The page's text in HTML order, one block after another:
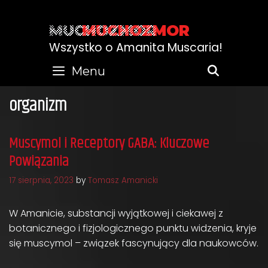
MUCHOZMOR
Wszystko o Amanita Muscaria!
Menu
organizm
Muscymol i Receptory GABA: Kluczowe
Powiązania
17 sierpnia, 2023 by Tomasz Amanicki
W Amanicie, substancji wyjątkowej i ciekawej z
botanicznego i fizjologicznego punktu widzenia, kryje
się muscymol – związek fascynujący dla naukowców.